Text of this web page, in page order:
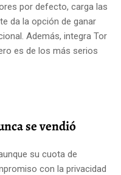
por defecto, carga las
da la opción de ganar
Además, integra Tor
es de los más serios
se vendió
su cuota de
con la privacidad